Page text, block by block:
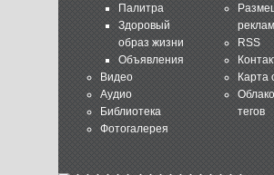
Палитра
Здоровый
образ жизни
Объявления
Видео
Аудио
Библиотека
Фотогалерея
RSS
Карта
Облако
тегов